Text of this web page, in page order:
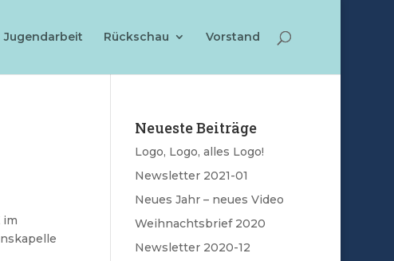
Jugendarbeit Rückschau Vorstand
im
Neueste Beiträge
Logo, Logo, alles Logo!
Newsletter 2021-01
Neues Jahr – neues Video
Weihnachtsbrief 2020
Newsletter 2020-12